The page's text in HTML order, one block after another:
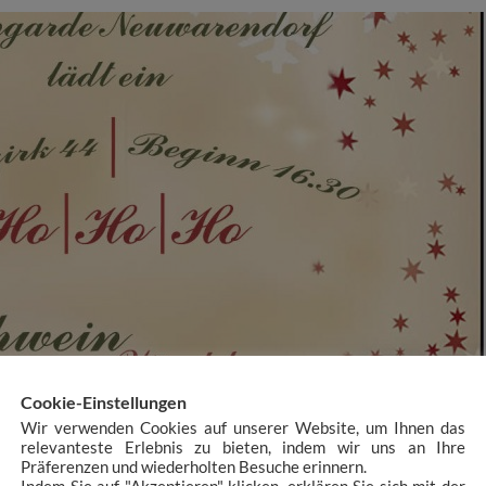
ZUM
Cookie-Einstellungen
Wir verwenden Cookies auf unserer Website, um Ihnen das
relevanteste Erlebnis zu bieten, indem wir uns an Ihre
Präferenzen und wiederholten Besuche erinnern.